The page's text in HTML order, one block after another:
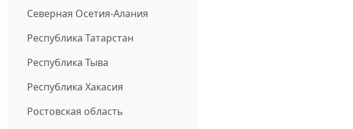
Северная Осетия-Алания
Республика Татарстан
Республика Тыва
Республика Хакасия
Ростовская область